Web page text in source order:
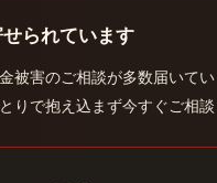
られています
被害のご相談が多数届いて
で抱え込まず今すぐご相談